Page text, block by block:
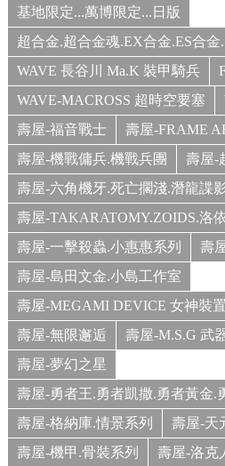
基地限定...萬博限定...日版
超合金.超合金魂.EX合金.ES合
WAVE 長谷川 Ma.K 裝甲騎兵
WAVE-MACROSS 超時空要塞
壽屋-福音戰士
壽屋-FRAME
壽屋-機戰傭兵.機戰兵團
壽屋-
壽屋-六角機牙.死亡擱淺.潛龍諜
壽屋-TAKARATOMY.ZOIDS.洛
壽屋-一擊殺蟲.小惠惠系列
壽
壽屋-島田文金.小島工作室
壽屋-MEGAMI DEVICE 女神裝
壽屋-無限邂逅
壽屋-M.S.G 武
壽屋-夢幻之星
壽屋-勇者王.勇者凱撒.勇者黃金.
壽屋-格納庫.情景系列
壽屋-天
壽屋-機甲.骨裝系列
壽屋-洛克